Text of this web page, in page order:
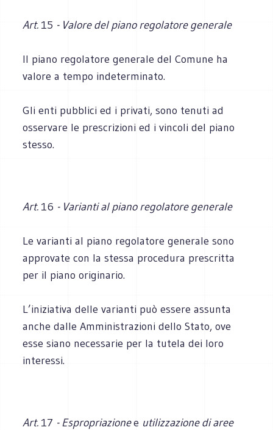
Art. 15 - Valore del piano regolatore generale
Il piano regolatore generale del Comune ha
valore a tempo indeterminato.
Gli enti pubblici ed i privati, sono tenuti ad
osservare le prescrizioni ed i vincoli del piano
stesso.
Art. 16 - Varianti al piano regolatore generale
Le varianti al piano regolatore generale sono
approvate con la stessa procedura prescritta
per il piano originario.
L’iniziativa delle varianti può essere assunta
anche dalle Amministrazioni dello Stato, ove
esse siano necessarie per la tutela dei loro
interessi.
Art. 17 - Espropriazionee utilizzazione di aree